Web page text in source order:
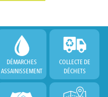
DÉMARCHES
ASSAINISSEMENT
COLLECTE DE
DÉCHETS